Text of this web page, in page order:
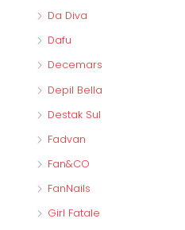
Da Diva
Dafu
Decemars
Depil Bella
Destak Sul
Fadvan
Fan&CO
FanNails
Girl Fatale